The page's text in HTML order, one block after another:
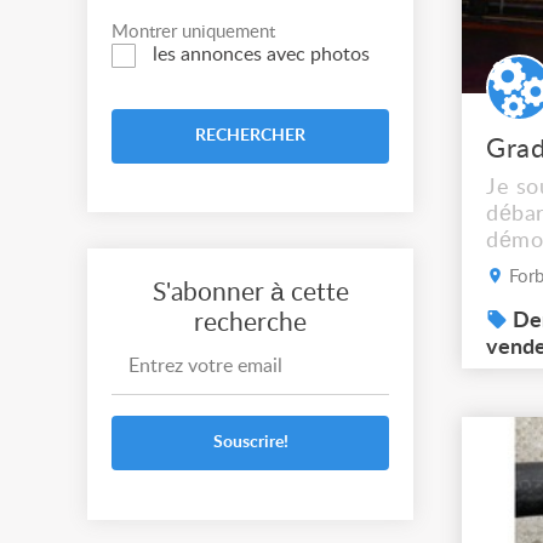
Montrer uniquement
les annonces avec photos
RECHERCHER
S'abonner à cette
recherche
Souscrire!
Je
en
la